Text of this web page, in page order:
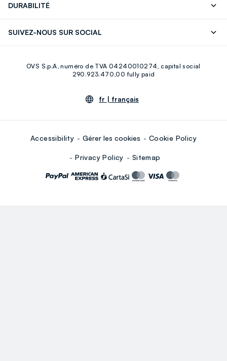
DURABILITÉ
SUIVEZ-NOUS SUR SOCIAL
Youtube Linkedin
OVS S.p.A, numéro de TVA 04240010274, capital social
290.923.470,00 fully paid
fr | français
Accessibility Gérer les cookies Cookie Policy
Privacy Policy Sitemap